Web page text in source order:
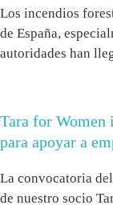
Los incendios
de España,
autoridades han
Tara for
para apoyar a
La convocatoria
de nuestro socio